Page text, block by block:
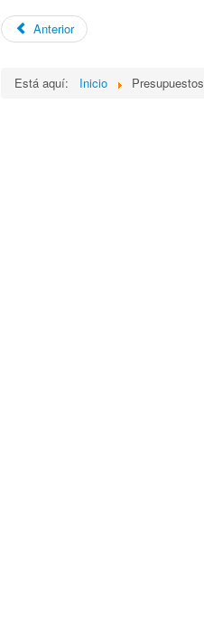
Anterior
Está aquí: Inicio Presupuestos